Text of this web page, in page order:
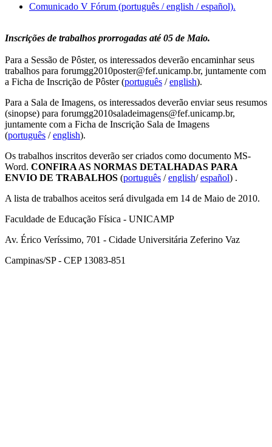
Comunicado V Fórum (português / english / español).
Inscrições de trabalhos prorrogadas até 05 de Maio.
Para a Sessão de Pôster, os interessados deverão encaminhar seus
trabalhos para forumgg2010poster@fef.unicamp.br, juntamente com
a Ficha de Inscrição de Pôster (português /english).
Para a Sala de Imagens, os interessados deverão enviar seus resumos
(sinopse) para forumgg2010saladeimagens@fef.unicamp.br,
juntamente com a Ficha de Inscrição Sala de Imagens
(português /english).
Os trabalhos inscritos deverão ser criados como documento MS-
Word. CONFIRA AS NORMAS DETALHADAS PARA
ENVIO DE TRABALHOS (português /english/español) .
A lista de trabalhos aceitos será divulgada em 14 de Maio de 2010.
Faculdade de Educação Física - UNICAMP
Av. Érico Veríssimo, 701 - Cidade Universitária Zeferino Vaz
Campinas/SP - CEP 13083-851